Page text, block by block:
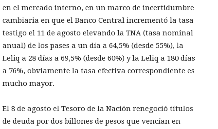
en el mercado interno, en un marco de incertidumbre
cambiaria en que el Banco Central incrementó la tasa
testigo el 11 de agosto elevando la TNA (tasa nominal
anual) de los pases a un día a 64,5% (desde 55%), la
Leliq a 28 días a 69,5% (desde 60%) y la Leliq a 180 días
a 76%, obviamente la tasa efectiva correspondiente es
mucho mayor.
El 8 de agosto el Tesoro de la Nación renegoció títulos
de deuda por dos billones de pesos que vencían en